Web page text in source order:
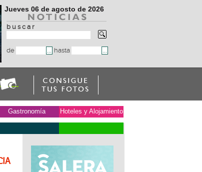
Jueves 06 de agosto de 2026
b u s c a r
de hasta
Gastronomía Hoteles y Alojamiento